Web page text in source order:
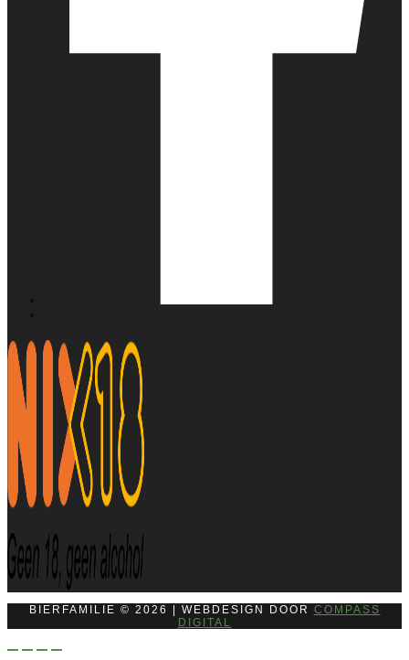
BIERFAMILIE © 2026 | WEBDESIGN DOOR COMPASS
DIGITAL